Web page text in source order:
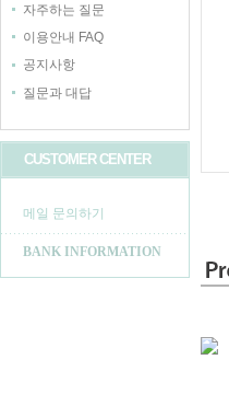
자주하는 질문
이용안내 FAQ
공지사항
질문과 대답
CUSTOMER CENTER
메일 문의하기
BANK INFORMATION